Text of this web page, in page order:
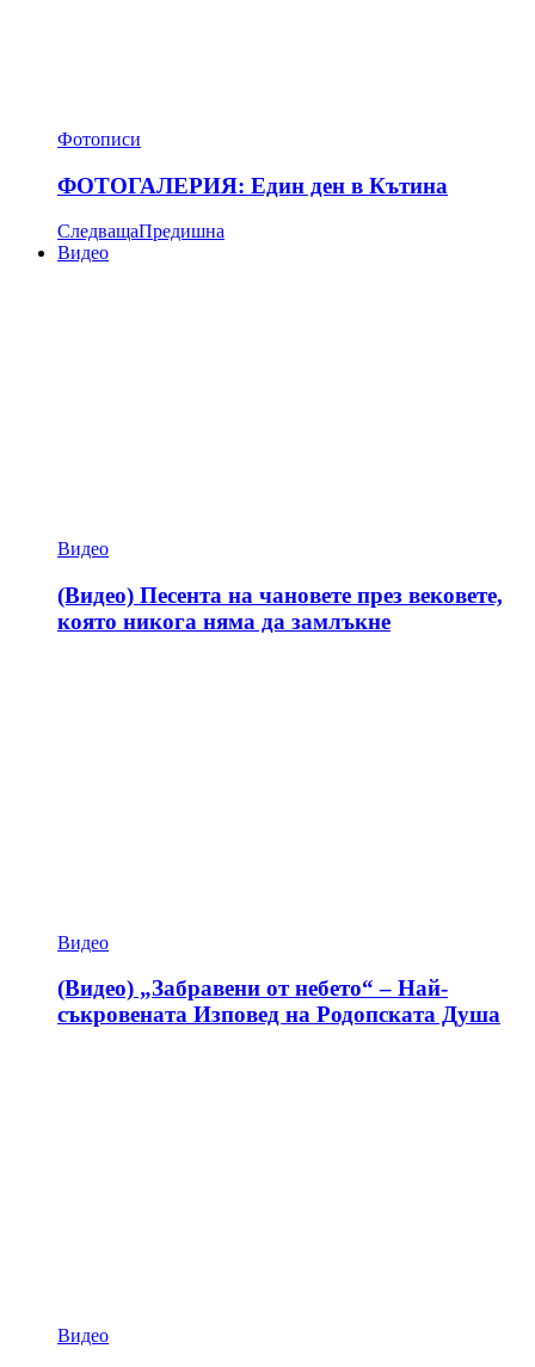
Фотописи
ФОТОГАЛЕРИЯ: Един ден в Кътина
СледващаПредишна
Видео
Видео
(Видео) Песента на чановете през вековете,
която никога няма да замлъкне
Видео
(Видео) „Забравени от небето“ – Най-
съкровената Изповед на Родопската Душа
Видео